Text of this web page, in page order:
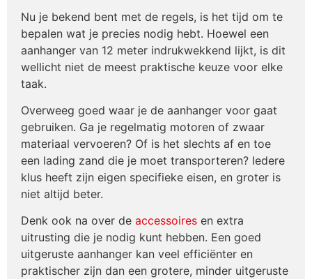
Nu je bekend bent met de regels, is het tijd om te
bepalen wat je precies nodig hebt. Hoewel een
aanhanger van 12 meter indrukwekkend lijkt, is dit
wellicht niet de meest praktische keuze voor elke
taak.
Overweeg goed waar je de aanhanger voor gaat
gebruiken. Ga je regelmatig motoren of zwaar
materiaal vervoeren? Of is het slechts af en toe
een lading zand die je moet transporteren? Iedere
klus heeft zijn eigen specifieke eisen, en groter is
niet altijd beter.
Denk ook na over de accessoires en extra
uitrusting die je nodig kunt hebben. Een goed
uitgeruste aanhanger kan veel efficiënter en
praktischer zijn dan een grotere, minder uitgeruste